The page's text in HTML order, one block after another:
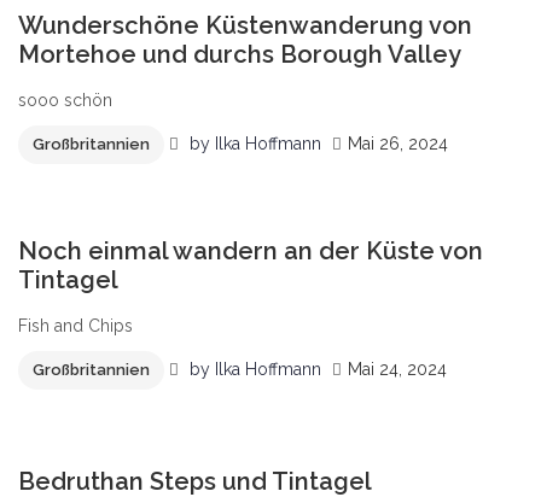
Wunderschöne Küstenwanderung von
Mortehoe und durchs Borough Valley
sooo schön
Großbritannien by Ilka Hoffmann Mai 26, 2024
Noch einmal wandern an der Küste von
Tintagel
Fish and Chips
Großbritannien by Ilka Hoffmann Mai 24, 2024
Bedruthan Steps und Tintagel